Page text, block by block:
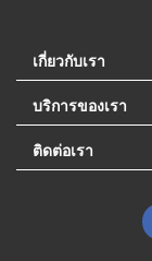
เกี่ยวกับเรา
บริการของเรา
ติดต่อเรา